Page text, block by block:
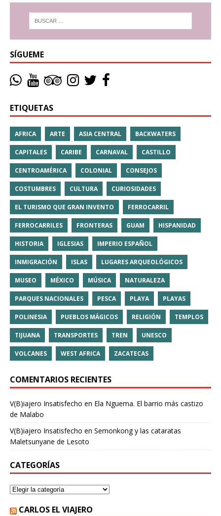
SÍGUEME
ETIQUETAS
AFRICA ARTE ASIA CENTRAL BACKWATERS
CAPITALES CARIBE CARNAVAL CASTILLO
CENTROAMÉRICA COLONIAL CONSEJOS
COSTUMBRES CULTURA CURIOSIDADES
EL TURISMO QUE GRAN INVENTO FERROCARRIL
FERROCARRILES FRONTERAS GUAM HISPANIDAD
HISTORIA IGLESIAS IMPERIO ESPAÑOL
INMIGRACIÓN ISLAS LUGARES ARQUEOLÓGICOS
MUSEO MÉXICO MÚSICA NATURALEZA
PARQUES NACIONALES PESCA PLAYA PLAYAS
POLINESIA PUEBLOS MÁGICOS RELIGIÓN TEMPLOS
TIJUANA TRANSPORTES TREN UNESCO
VOLCANES WEST AFRICA ZACATECAS
COMENTARIOS RECIENTES
V(B)iajero Insatisfecho en Ela Nguema. El barrio más castizo
de Malabo
V(B)iajero Insatisfecho en Semonkong y las cataratas
Maletsunyane de Lesoto
CATEGORÍAS
CARLOS EL VIAJERO